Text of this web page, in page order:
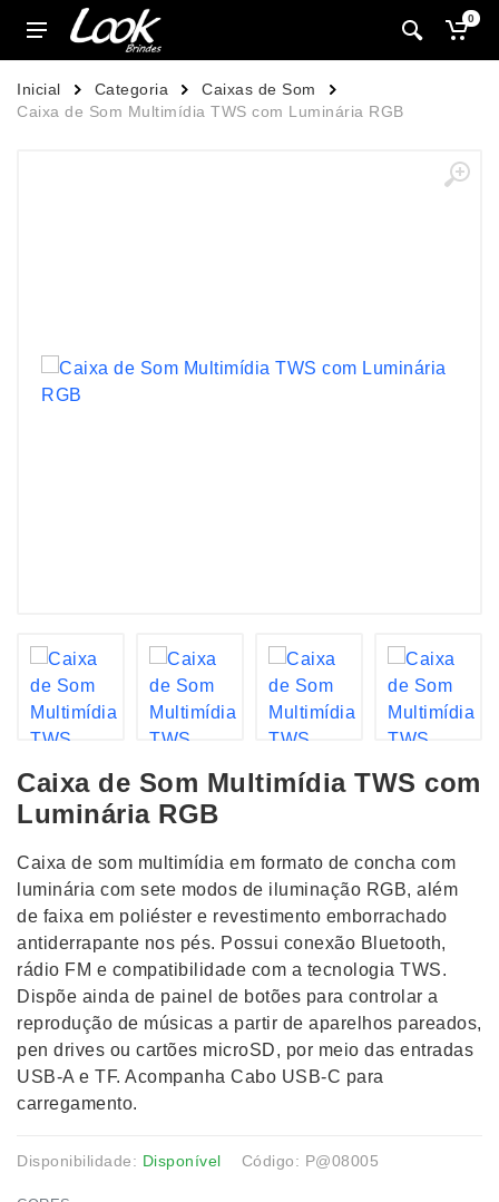
0
Inicial Categoria
Caixas de Som
Caixa de Som Multimídia TWS com Luminária RGB
Caixa de Som Multimídia TWS com
Luminária RGB
Caixa de som multimídia em formato de concha com
luminária com sete modos de iluminação RGB, além
de faixa em poliéster e revestimento emborrachado
antiderrapante nos pés. Possui conexão Bluetooth,
rádio FM e compatibilidade com a tecnologia TWS.
Dispõe ainda de painel de botões para controlar a
reprodução de músicas a partir de aparelhos pareados,
pen drives ou cartões microSD, por meio das entradas
USB-A e TF. Acompanha Cabo USB-C para
carregamento.
Disponibilidade: Disponível Código: P@08005